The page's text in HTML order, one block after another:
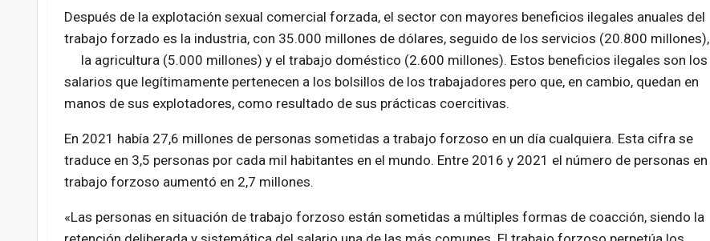
Después de la explotación sexual comercial forzada, el sector con mayores beneficios ilegales anuales del
trabajo forzado es la industria, con 35.000 millones de dólares, seguido de los servicios (20.800 millones),
la agricultura (5.000 millones) y el trabajo doméstico (2.600 millones). Estos beneficios ilegales son los
salarios que legítimamente pertenecen a los bolsillos de los trabajadores pero que, en cambio, quedan en
manos de sus explotadores, como resultado de sus prácticas coercitivas.
En 2021 había 27,6 millones de personas sometidas a trabajo forzoso en un día cualquiera. Esta cifra se
traduce en 3,5 personas por cada mil habitantes en el mundo. Entre 2016 y 2021 el número de personas en
trabajo forzoso aumentó en 2,7 millones.
«Las personas en situación de trabajo forzoso están sometidas a múltiples formas de coacción, siendo la